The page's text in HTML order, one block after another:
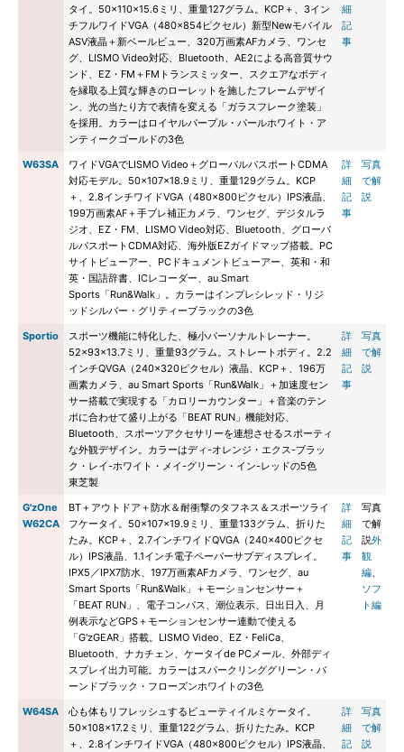
タイ。50×110×15.6ミリ、重量127グラム。KCP＋、3イン
チフルワイドVGA（480×854ピクセル）新型Newモバイル
ASV液晶＋新ベールビュー、320万画素AFカメラ、ワンセ
グ、LISMO Video対応、Bluetooth、AE2による高音質サウ
ンド、EZ・FM＋FMトランスミッター、スクエアなボディ
を縁取る上質な輝きのローレットを施したフレームデザイ
ン、光の当たり方で表情を変える「ガラスフレーク塗装」
を採用。カラーはロイヤルパープル・パールホワイト・ア
ンティークゴールドの3色
細
記
事
W63SA
ワイドVGAでLISMO Video＋グローバルパスポートCDMA
対応モデル。50×107×18.9ミリ、重量129グラム。KCP
＋、2.8インチワイドVGA（480×800ピクセル）IPS液晶、
199万画素AF＋手ブレ補正カメラ、ワンセグ、デジタルラ
ジオ、EZ・FM、LISMO Video対応、Bluetooth、グローバ
ルパスポートCDMA対応、海外版EZガイドマップ搭載。PC
サイトビューアー、PCドキュメントビューアー、英和・和
英・国語辞書、ICレコーダー、au Smart
Sports「Run&Walk」。カラーはインプレシレッド・リジ
ッドシルバー・グリティーブラックの3色
詳
細
記
事
写真
で解
説
Sportio
スポーツ機能に特化した、極小パーソナルトレーナー。
52×93×13.7ミリ、重量93グラム。ストレートボディ。2.2
インチQVGA（240×320ピクセル）液晶、KCP＋、196万
画素カメラ、au Smart Sports「Run&Walk」＋加速度セン
サー搭載で実現する「カロリーカウンター」＋音楽のテン
ポに合わせて盛り上がる「BEAT RUN」機能対応、
Bluetooth、スポーツアクセサリーを連想させるスポーティ
な外観デザイン。カラーはディ-オレンジ・エクス-ブラッ
ク・レイ-ホワイト・メイ-グリーン・イン-レッドの5色
東芝製
詳
細
記
事
写真
で解
説
G'zOne
W62CA
BT＋アウトドア＋防水＆耐衝撃のタフネス＆スポーツライ
フケータイ。50×107×19.9ミリ、重量133グラム、折りた
たみ。KCP＋、2.7インチワイドQVGA（240×400ピクセ
ル）IPS液晶、1.1インチ電子ペーパーサブディスプレイ。
IPX5／IPX7防水、197万画素AFカメラ、ワンセグ、au
Smart Sports「Run&Walk」＋モーションセンサー＋
「BEAT RUN」、電子コンパス、潮位表示、日出日入、月
例表示などGPS＋モーションセンサー連動で使える
「G'zGEAR」搭載。LISMO Video、EZ・FeliCa、
Bluetooth、ナカチェン、ケータイde PCメール、外部ディ
スプレイ出力可能。カラーはスパークリンググリーン・バ
ーンドブラック・フローズンホワイトの3色
詳
細
記
事
写真
で解
説外
観
編、
ソフ
ト編
W64SA
心も体もリフレッシュするビューティイルミケータイ。
50×108×17.2ミリ、重量122グラム、折りたたみ。KCP
＋、2.8インチワイドVGA（480×800ピクセル）IPS液晶、
詳
細
記
写真
で解
説